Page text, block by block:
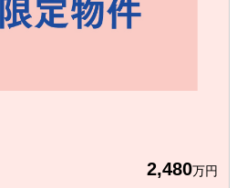
2,480万円